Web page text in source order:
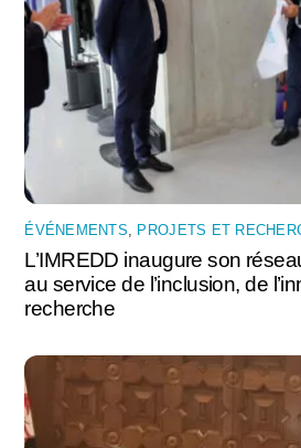
ÉVÉNEMENTS PROJETS ET
L’IMREDD inaugure son
au service de l’inclusion, de
recherche